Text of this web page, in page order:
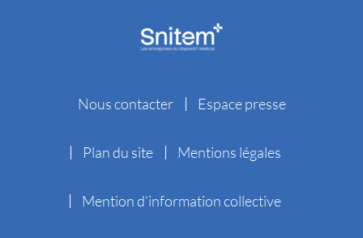
Nous contacter Espace presse
Plan du site Mentions légales
Mention d’information collective